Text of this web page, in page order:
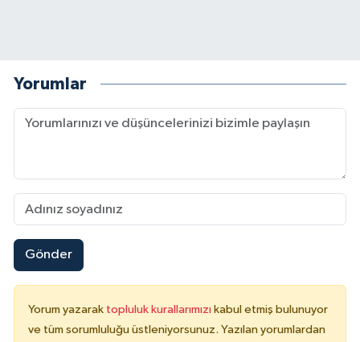
Yorumlar
Gönder
Yorum yazarak topluluk kurallarımızı kabul etmiş bulunuyor
ve tüm sorumluluğu üstleniyorsunuz. Yazılan yorumlardan